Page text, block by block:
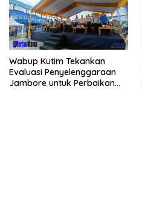
Wabup Kutim Tekankan
Evaluasi Penyelenggaraan
Jambore untuk Perbaikan